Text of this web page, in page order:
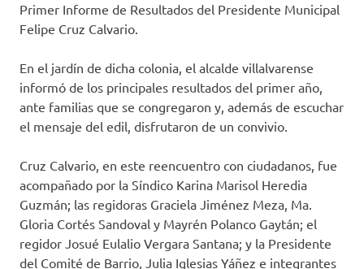
Primer Informe de Resultados del Presidente Municipal
Felipe Cruz Calvario.
En el jardín de dicha colonia, el alcalde villalvarense
informó de los principales resultados del primer año,
ante familias que se congregaron y, además de escuchar
el mensaje del edil, disfrutaron de un convivio.
Cruz Calvario, en este reencuentro con ciudadanos, fue
acompañado por la Síndico Karina Marisol Heredia
Guzmán; las regidoras Graciela Jiménez Meza, Ma.
Gloria Cortés Sandoval y Mayrén Polanco Gaytán; el
regidor Josué Eulalio Vergara Santana; y la Presidente
del Comité de Barrio, Julia Iglesias Yáñez e integrantes